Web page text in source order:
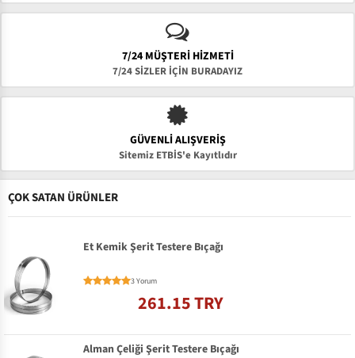
7/24 MÜŞTERİ HİZMETİ
7/24 SİZLER İÇİN BURADAYIZ
GÜVENLI ALIŞVERIŞ
Sitemiz ETBİS'e Kayıtlıdır
ÇOK SATAN ÜRÜNLER
Et Kemik Şerit Testere Bıçağı
3 Yorum
261.15 TRY
Alman Çeliği Şerit Testere Bıçağı